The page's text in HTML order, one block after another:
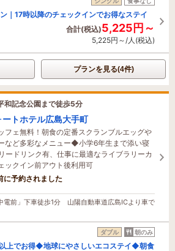
｜17時以降のチェックインでお得なステイ
合計(税込)5,225円～
5,225円～/人(税込)
プランを見る(4件)
記念公園まで徒歩5分
ートホテル広島大手町
フェ無料！朝食の定番スクランブルエッグや
など多彩なメニュー◆小学6年生まで添い寝
ードリンク有、仕事に最適なライブラリーカ
ックイン前アウト後利用可
に予約されました
電前」下車徒歩1分 山陽自動車道広島ICより車で
ダブル 朝のみ
以上でお得◆地球にやさしいエコステイ◆朝食